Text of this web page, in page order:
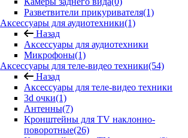
Разветвители прикуривателя(1)
Аксессуары для аудиотехники(1)
Назад
Аксессуары для аудиотехники
Микрофоны(1)
Аксессуары для теле-видео техники(54)
Назад
Аксессуары для теле-видео техники
3d очки(1)
Антенны(7)
Кронштейны для TV наклонно-
поворотные(26)